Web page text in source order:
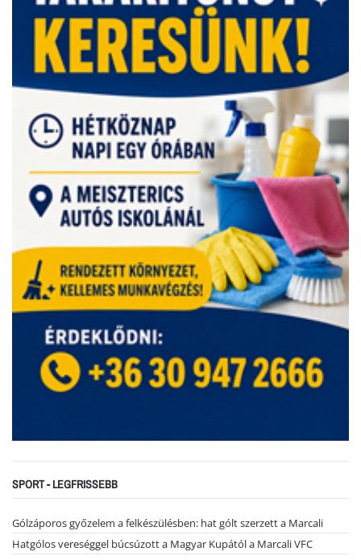
SPORT - LEGFRISSEBB
Gólzáporos győzelem a felkészülésben: hat gólt szerzett a Marcali
Hatgólos vereséggel búcsúzott a Magyar Kupától a Marcali VFC